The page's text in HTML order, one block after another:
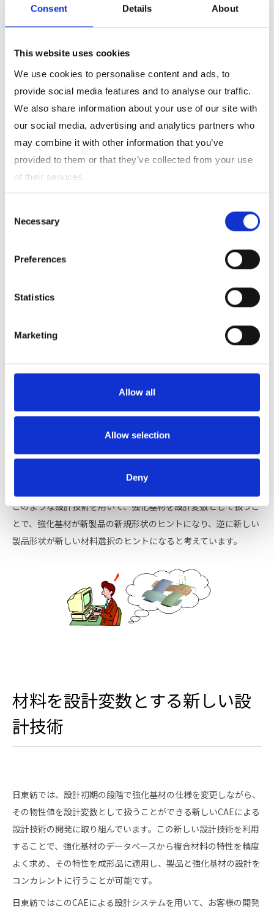
Consent Details About
This website uses cookies
We use cookies to personalise content and ads, to
provide social media features and to analyse our traffic.
We also share information about your use of our site with
our social media, advertising and analytics partners who
may combine it with other information that you’ve
provided to them or that they’ve collected from your use
of their services.
Selection
Necessary
Preferences
Statistics
Marketing
Allow all
Allow selection
Deny
製品の構造設計は、寸法や形状を設計変数として行われることが
一般的です。
しかしながら、複合材料の構造設計では寸法や形状以外に、使用
する強化基材の形態や含有量によって成形品の特性は大きく異な
ってきます。さらに複合材料の場合、材料方向によって特性が異
なる異方性をもっています。このことから、複合材料の最適設計
ながら、従来のCAEによる設計では、複合材料に使用する強化基
合材料本来の特徴（異方性）を活かした付加価値の高い成形品を
そこで日東紡では、設計者や開発者が様々な強化基材を自由にモ
デル化し、設計初期の段階で強化基材の仕様を変更しながら、そ
の物性値を設計変数として扱うことができるCAEによる新しい設
このような設計技術を用いて、強化基材を設計変数として扱うこ
とで、強化基材が新製品の新規形状のヒントになり、逆に新しい
製品形状が新しい材料選択のヒントになると考えています。
材料を設計変数とする新しい設
計技術
日東紡では、設計初期の段階で強化基材の仕様を変更しながら、
その物性値を設計変数として扱うことができる新しいCAEによる
設計技術の開発に取り組んでいます。この新しい設計技術を利用
することで、強化基材のデータベースから複合材料の特性を精度
よく求め、その特性を成形品に適用し、製品と強化基材の設計を
コンカレントに行うことが可能です。
日東紡ではこのCAEによる設計システムを用いて、お客様の開発